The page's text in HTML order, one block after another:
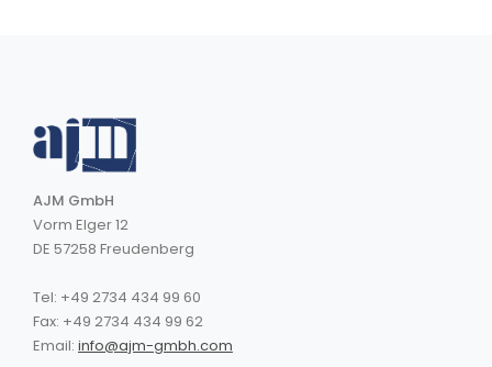
AJM GmbH
Vorm Elger 12
DE 57258 Freudenberg
Tel: +49 2734 434 99 60
Fax: +49 2734 434 99 62
Email: info@ajm-gmbh.com